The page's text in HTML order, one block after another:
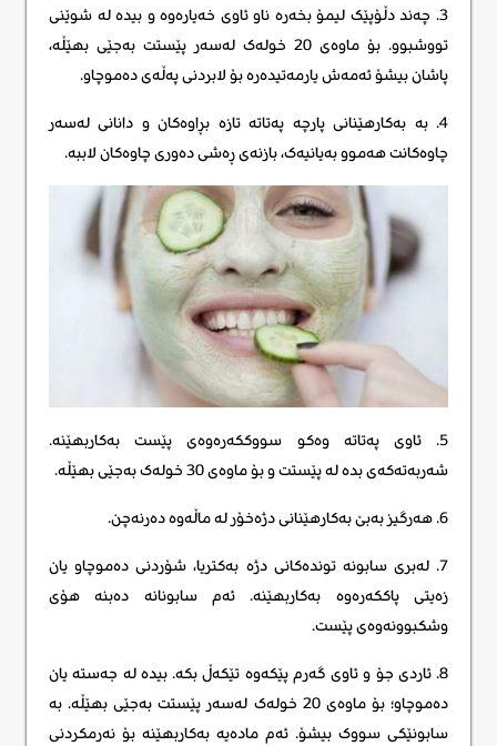
3. چەند دڵۆپێک لیمۆ بخەرە ناو ئاوی خەیارەوە و بیدە لە شوێنی
تووشبوو. بۆ ماوەی 20 خولەک لەسەر پێستت بەجێی بهێڵە،
پاشان بیشۆ ئەمەش یارمەتیدەرە بۆ لابردنی پەڵەی دەموچاو.
4. بە بەکارهێنانی پارچە پەتاتە تازە بڕاوەکان و دانانی لەسەر
چاوەکانت هەموو بەیانیەک، بازنەی ڕەشی دەوری چاوەکان لاببە.
5. ئاوی پەتاتە وەکو سووککەرەوەی پێست بەکاربهێنە.
شەربەتەکەی بدە لە پێستت و بۆ ماوەی 30 خولەک بەجێی بهێڵە.
6. هەرگیز بەبێ بەکارهێنانی دژەخۆر لە ماڵەوە دەرنەچن.
7. لەبری سابونە توندەکانی دژە بەکتریا، شۆردنی دەموچاو یان
زەیتی پاککەرەوە بەکاربهێنە. ئەم سابونانە دەبنە هۆی
وشکبوونەوەی پێست.
8. ئاردی جۆ و ئاوی گەرم پێکەوە تێکەڵ بکە. بیدە لە جەستە یان
دەموچاو؛ بۆ ماوەی 20 خولەک لەسەر پێستت بەجێی بهێڵە. بە
سابونێکی سووک بیشۆ. ئەم مادەیە بەکاربهێنە بۆ نەرمکردنی